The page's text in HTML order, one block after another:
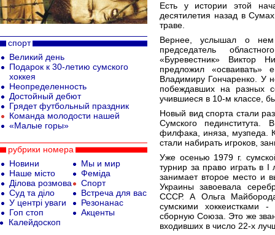
Есть у истории этой
десятилетия назад в
траве.
Вернее, услышал о
председатель
«Буревестник» Виктор
предложил
Владимиру Гончаренко. У
побеждавших на разных
учившиеся в 10-м классе,
Новый вид спорта стали
Сумского
филфака, иняза, музпеда.
стали набирать игроков,
Уже осенью 1979 г.
турнир за право играть в
занимает второе место и
Украины завоевала
СССР. А Ольга
сумскими
сборную Союза. Это же
входивших в число 22-х
спорт
Великий день
Подарок к 30-летию сумского
хоккея
Неопределенность
Достойный дебют
Грядет футбольный праздник
Команда молодости нашей
«Малые горы»
рубрики номера
Новини
Наше місто
Ділова розмова
Суд та діло
У центрі уваги
Гоп стоп
Мы и мир
Феміда
Спорт
Встреча для вас
Резонанас
Акценты
Калейдоскоп